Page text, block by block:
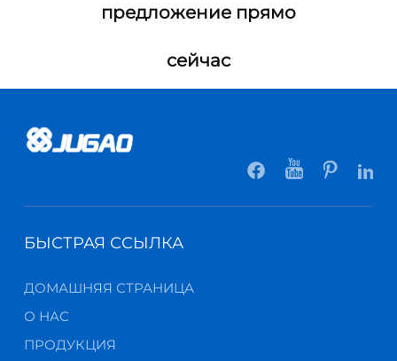
предложение прямо
сейчас
БЫСТРАЯ ССЫЛКА
ДОМАШНЯЯ СТРАНИЦА
О НАС
ПРОДУКЦИЯ